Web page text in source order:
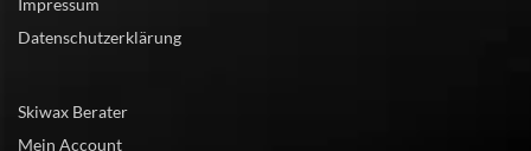
Impressum
Datenschutzerklärung
Skiwax Berater
Mein Account